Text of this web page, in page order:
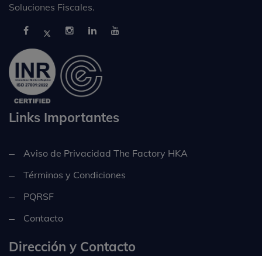
Soluciones Fiscales.
Links Importantes
Aviso de Privacidad The Factory HKA
Términos y Condiciones
PQRSF
Contacto
Dirección y Contacto